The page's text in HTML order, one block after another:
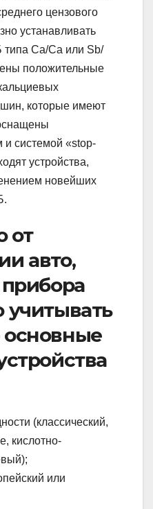
цензового
устанавливать
Ca/Ca или Sb/
положительные
которые имеют
и системой «stop-
устройства,
новейших
от
авто,
учитывать
(классический,
кислотно-
или